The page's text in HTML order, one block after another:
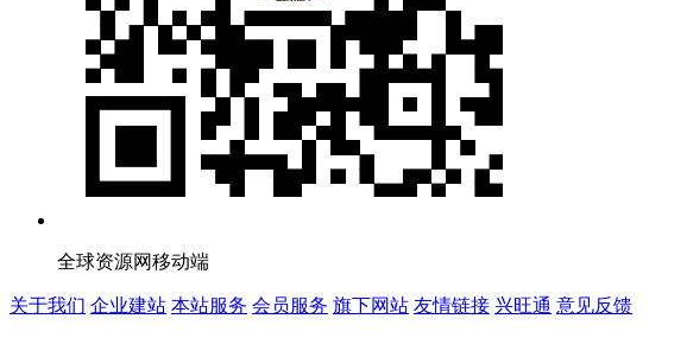
全球资源网移动端
关于我们 企业建站 本站服务 会员服务 旗下网站 友情链接 兴旺通 意见反馈